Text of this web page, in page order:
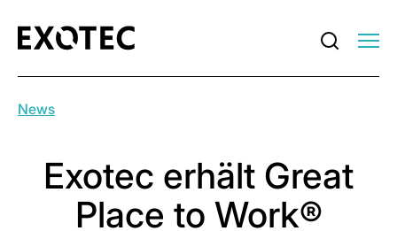
News
Exotec erhält Great
Place to Work®